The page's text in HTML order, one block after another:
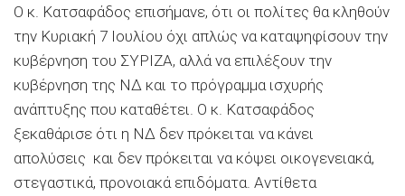
Ο κ. Κατσαφάδος επισήμανε, ότι οι πολίτες θα κληθούν
την Κυριακή 7 Ιουλίου όχι απλώς να καταψηφίσουν την
κυβέρνηση του ΣΥΡΙΖΑ, αλλά να επιλέξουν την
κυβέρνηση της ΝΔ και το πρόγραμμα ισχυρής
ανάπτυξης που καταθέτει. Ο κ. Κατσαφάδος
ξεκαθάρισε ότι η ΝΔ δεν πρόκειται να κάνει
απολύσεις και δεν πρόκειται να κόψει οικογενειακά,
στεγαστικά, προνοιακά επιδόματα. Αντίθετα